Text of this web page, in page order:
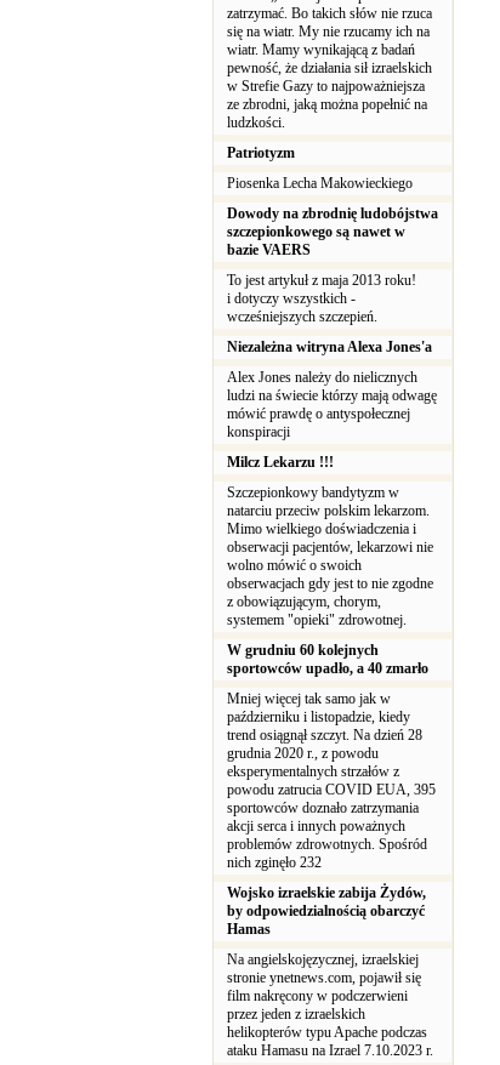
zatrzymać. Bo takich słów nie rzuca
się na wiatr. My nie rzucamy ich na
wiatr. Mamy wynikającą z badań
pewność, że działania sił izraelskich
w Strefie Gazy to najpoważniejsza
ze zbrodni, jaką można popełnić na
ludzkości.
Patriotyzm
Piosenka Lecha Makowieckiego
Dowody na zbrodnię ludobójstwa
szczepionkowego są nawet w
bazie VAERS
To jest artykuł z maja 2013 roku!
i dotyczy wszystkich -
wcześniejszych szczepień.
Niezależna witryna Alexa Jones'a
Alex Jones należy do nielicznych
ludzi na świecie którzy mają odwagę
mówić prawdę o antyspołecznej
konspiracji
Milcz Lekarzu !!!
Szczepionkowy bandytyzm w
natarciu przeciw polskim lekarzom.
Mimo wielkiego doświadczenia i
obserwacji pacjentów, lekarzowi nie
wolno mówić o swoich
obserwacjach gdy jest to nie zgodne
z obowiązującym, chorym,
systemem "opieki" zdrowotnej.
W grudniu 60 kolejnych
sportowców upadło, a 40 zmarło
Mniej więcej tak samo jak w
październiku i listopadzie, kiedy
trend osiągnął szczyt. Na dzień 28
grudnia 2020 r., z powodu
eksperymentalnych strzałów z
powodu zatrucia COVID EUA, 395
sportowców doznało zatrzymania
akcji serca i innych poważnych
problemów zdrowotnych. Spośród
nich zginęło 232
Wojsko izraelskie zabija Żydów,
by odpowiedzialnością obarczyć
Hamas
Na angielskojęzycznej, izraelskiej
stronie ynetnews.com, pojawił się
film nakręcony w podczerwieni
przez jeden z izraelskich
helikopterów typu Apache podczas
ataku Hamasu na Izrael 7.10.2023 r.